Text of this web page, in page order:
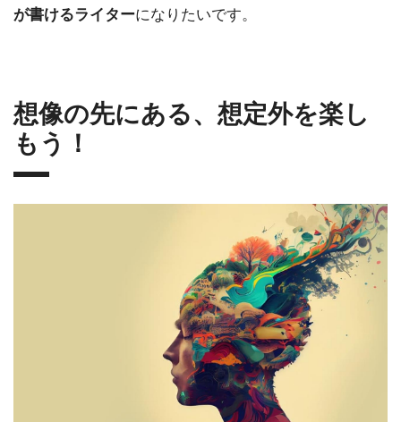
が書けるライターになりたいです。
想像の先にある、想定外を楽し
もう！